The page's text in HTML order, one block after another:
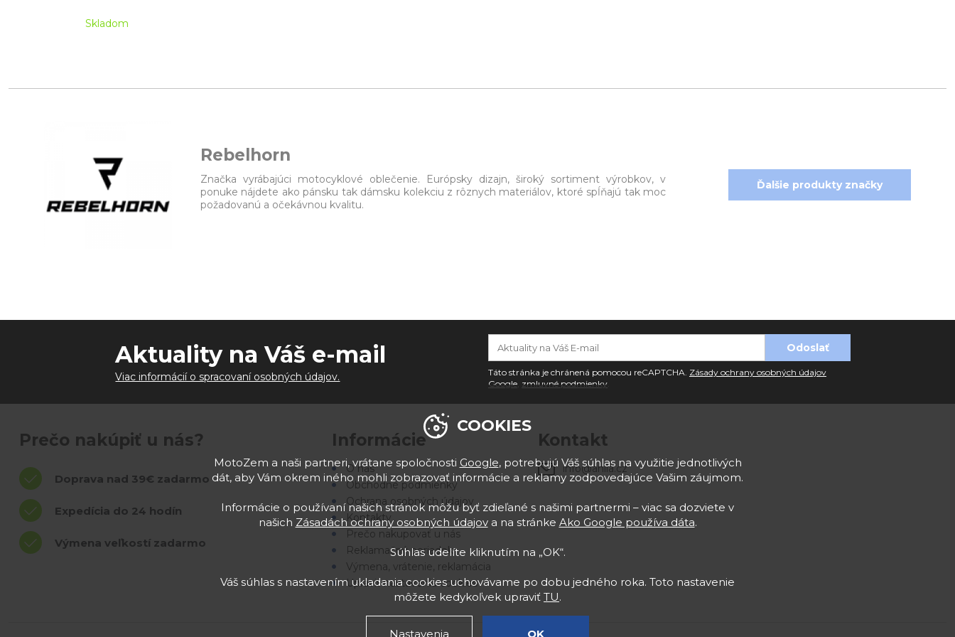
Skladom
Rebelhorn
Značka vyrábajúci motocyklové oblečenie. Európsky dizajn, široký sortiment výrobkov, v
ponuke nájdete ako pánsku tak dámsku kolekciu z rôznych materiálov, ktoré spĺňajú tak moc
požadovanú a očekávnou kvalitu.
Ďalšie produkty značky
Aktuality na Váš e-mail
Viac informácií o spracovaní osobných údajov. Táto stránka je chránená pomocou reCAPTCHA. Zásady ochrany osobných údajov
Google zmluvné podmienky
Prečo nakúpiť u nás?
Doprava nad 39€ zadarmo
Expedícia do 24 hodín
Výmena veľkostí zadarmo
Informácie
O nás
Obchodné podmienky
Ochrana osobných údajov
Kontakty
Prečo nakupovať u nás
Reklamačný poriadok
Výmena, vrátenie, reklamácia
Upraviť nastavenia cookies
Kontakt
info@anila.cz
COOKIES
MotoZem a naši partneri, vrátane spoločnosti Google, potrebujú Váš súhlas na využitie jednotlivých
dát, aby Vám okrem iného mohli zobrazovať informácie a reklamy zodpovedajúce Vašim záujmom.
Informácie o používaní našich stránok môžu byť zdieľané s našimi partnermi – viac sa dozviete v
našich Zásadách ochrany osobných údajova na stránke Ako Google používa dáta.
Súhlas udelíte kliknutím na „OK“.
Váš súhlas s nastavením ukladania cookies uchovávame po dobu jedného roka. Toto nastavenie
môžete kedykoľvek upraviť TU.
Nastavenia OK